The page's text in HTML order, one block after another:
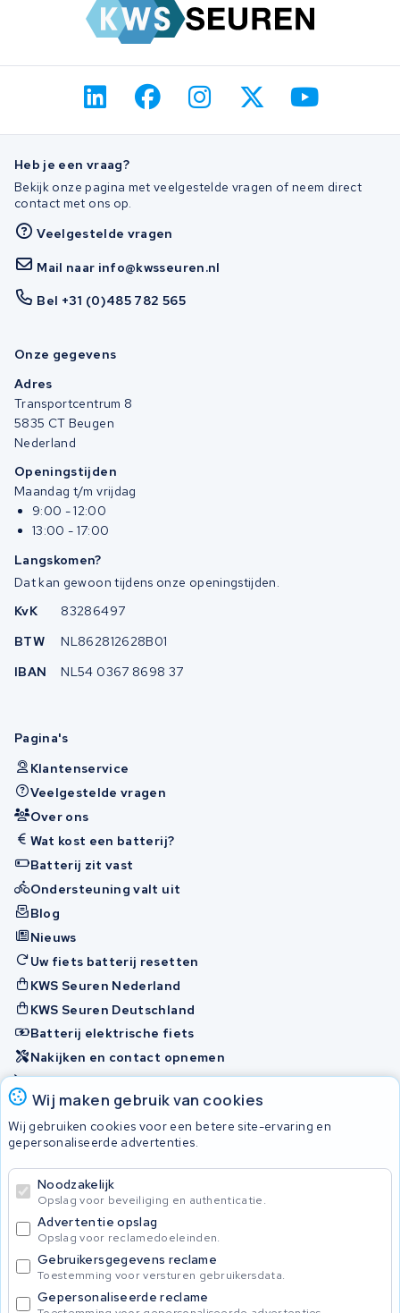
Wij maken gebruik van cookies
Wij gebruiken cookies voor een betere site-ervaring en
gepersonaliseerde advertenties.
Noodzakelijk
Opslag voor beveiliging en authenticatie.
Advertentie opslag
Opslag voor reclamedoeleinden.
Gebruikersgegevens reclame
Toestemming voor versturen gebruikersdata.
Gepersonaliseerde reclame
Heb je een vraag?
Bekijk onze pagina met veelgestelde vragen of neem direct
contact met ons op.
Veelgestelde vragen
Mail naar info@kwsseuren.nl
Bel +31 (0)485 782 565
Onze gegevens
Adres
Transportcentrum 8
5835 CT Beugen
Nederland
Openingstijden
Maandag t/m vrijdag
9:00 - 12:00
13:00 - 17:00
Langskomen?
Dat kan gewoon tijdens onze openingstijden.
KvK
83286497
BTW
NL862812628B01
IBAN
NL54 0367 8698 37
Pagina's
Klantenservice
Veelgestelde vragen
Over ons
Wat kost een batterij?
Batterij zit vast
Ondersteuning valt uit
Blog
Nieuws
Uw fiets batterij resetten
KWS Seuren Nederland
KWS Seuren Deutschland
Batterij elektrische fiets
Nakijken en contact opnemen
Onherstelbaar
Accu's
© 2026 KWS Seuren
Algemene voorwaarden
Privacy Policy